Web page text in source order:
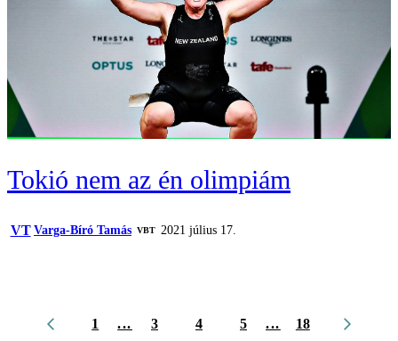
Tokió nem az én olimpiám
VT Varga-Bíró Tamás VBT 2021 július 17.
1 ... 3 4 5 ... 18